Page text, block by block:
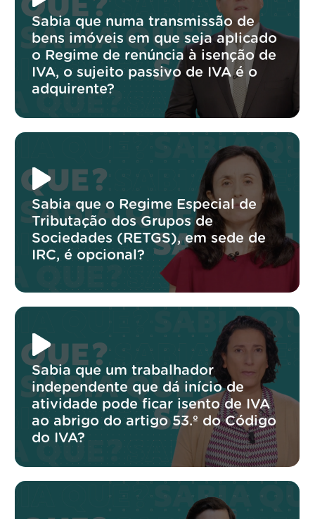
Sabia que numa transmissão de
bens imóveis em que seja aplicado
o Regime de renúncia à isenção de
IVA, o sujeito passivo de IVA é o
adquirente?
Sabia que o Regime Especial de
Tributação dos Grupos de
Sociedades (RETGS), em sede de
IRC, é opcional?
Sabia que um trabalhador
independente que dá início de
atividade pode ficar isento de IVA
ao abrigo do artigo 53.º do Código
do IVA?